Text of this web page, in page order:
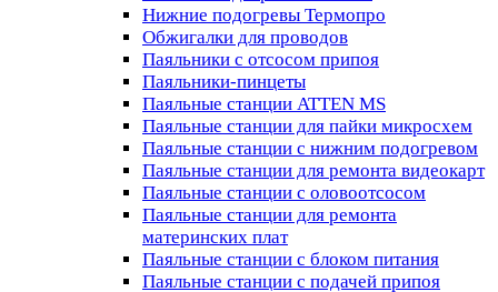
Нижние подогревы Термопро
Обжигалки для проводов
Паяльники с отсосом припоя
Паяльники-пинцеты
Паяльные станции ATTEN MS
Паяльные станции для пайки микросхем
Паяльные станции с нижним подогревом
Паяльные станции для ремонта видеокарт
Паяльные станции с оловоотсосом
Паяльные станции для ремонта
материнских плат
Паяльные станции с блоком питания
Паяльные станции с подачей припоя